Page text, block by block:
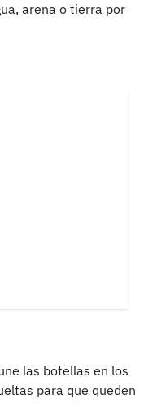
arena o tierra por
las botellas en los
para que queden